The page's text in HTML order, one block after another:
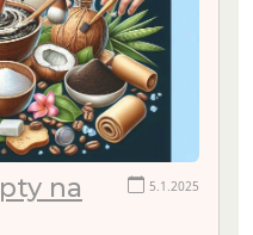
5.1.2025
na